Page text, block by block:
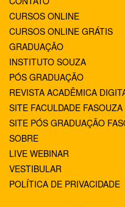
CURSOS ONLINE
CURSOS ONLINE GRÁTIS
GRADUAÇÃO
INSTITUTO SOUZA
PÓS GRADUAÇÃO
REVISTA ACADÊMICA
SITE FACULDADE FASOUZA
SITE PÓS GRADUAÇÃO
SOBRE
LIVE WEBINAR
VESTIBULAR
POLÍTICA DE PRIVACIDADE